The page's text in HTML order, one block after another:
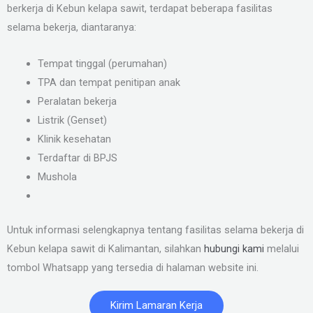
berkerja di Kebun kelapa sawit, terdapat beberapa fasilitas
selama bekerja, diantaranya:
Tempat tinggal (perumahan)
TPA dan tempat penitipan anak
Peralatan bekerja
Listrik (Genset)
Klinik kesehatan
Terdaftar di BPJS
Mushola
Untuk informasi selengkapnya tentang fasilitas selama bekerja di
Kebun kelapa sawit di Kalimantan, silahkan hubungi kami melalui
tombol Whatsapp yang tersedia di halaman website ini.
Kirim Lamaran Kerja